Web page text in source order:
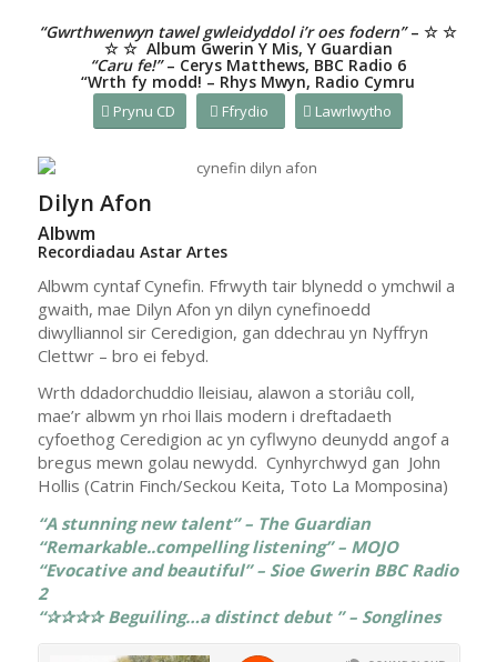
“Gwrthwenwyn tawel gwleidyddol i’r oes fodern”– ☆ ☆
☆ ☆ Album Gwerin Y Mis, Y Guardian
“Caru fe!”– Cerys Matthews, BBC Radio 6
“Wrth fy modd! – Rhys Mwyn, Radio Cymru
Prynu CD Ffrydio Lawrlwytho
Dilyn Afon
Albwm
Recordiadau Astar Artes
Albwm cyntaf Cynefin. Ffrwyth tair blynedd o ymchwil a
gwaith, mae Dilyn Afon yn dilyn cynefinoedd
diwylliannol sir Ceredigion, gan ddechrau yn Nyffryn
Clettwr – bro ei febyd.
Wrth ddadorchuddio lleisiau, alawon a storiâu coll,
mae’r albwm yn rhoi llais modern i dreftadaeth
cyfoethog Ceredigion ac yn cyflwyno deunydd angof a
bregus mewn golau newydd. Cynhyrchwyd gan John
Hollis (Catrin Finch/Seckou Keita, Toto La Momposina)
“A stunning new talent” – The Guardian
“Remarkable..compelling listening” – MOJO
“Evocative and beautiful” – Sioe Gwerin BBC Radio
2
“✰✰✰✰ Beguiling…a distinct debut ” – Songlines